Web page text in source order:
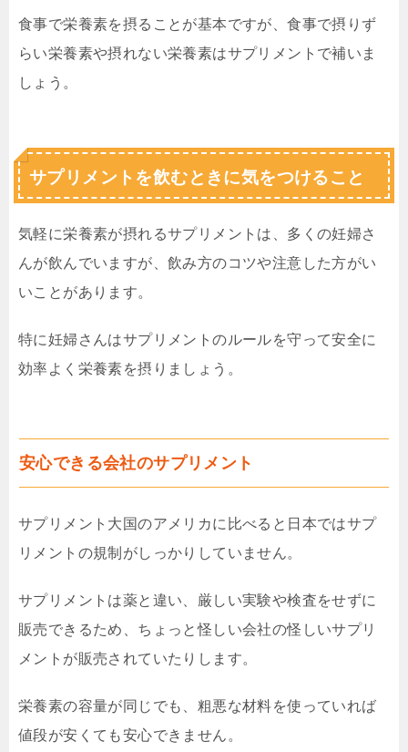
食事で栄養素を摂ることが基本ですが、食事で摂りず
らい栄養素や摂れない栄養素はサプリメントで補いま
しょう。
サプリメントを飲むときに気をつけること
気軽に栄養素が摂れるサプリメントは、多くの妊婦さ
んが飲んでいますが、飲み方のコツや注意した方がい
いことがあります。
特に妊婦さんはサプリメントのルールを守って安全に
効率よく栄養素を摂りましょう。
安心できる会社のサプリメント
サプリメント大国のアメリカに比べると日本ではサプ
リメントの規制がしっかりしていません。
サプリメントは薬と違い、厳しい実験や検査をせずに
販売できるため、ちょっと怪しい会社の怪しいサプリ
メントが販売されていたりします。
栄養素の容量が同じでも、粗悪な材料を使っていれば
値段が安くても安心できません。